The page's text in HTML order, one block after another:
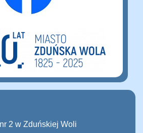
2 w Zduńskiej Woli